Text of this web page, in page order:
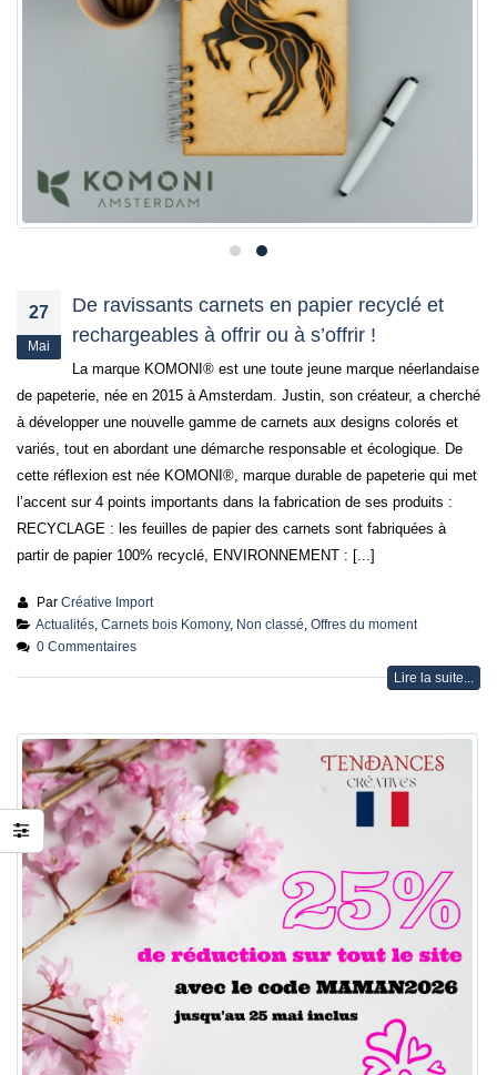
27
Mai
De ravissants carnets en papier recyclé et
rechargeables à offrir ou à s’offrir !
La marque KOMONI® est une toute jeune marque néerlandaise
de papeterie, née en 2015 à Amsterdam. Justin, son créateur, a cherché
à développer une nouvelle gamme de carnets aux designs colorés et
variés, tout en abordant une démarche responsable et écologique. De
cette réflexion est née KOMONI®, marque durable de papeterie qui met
l’accent sur 4 points importants dans la fabrication de ses produits :
RECYCLAGE : les feuilles de papier des carnets sont fabriquées à
partir de papier 100% recyclé, ENVIRONNEMENT : [...]
Par Créative Import
Actualités, Carnets bois Komony, Non classé Offres du moment
0 Commentaires
Lire la suite...